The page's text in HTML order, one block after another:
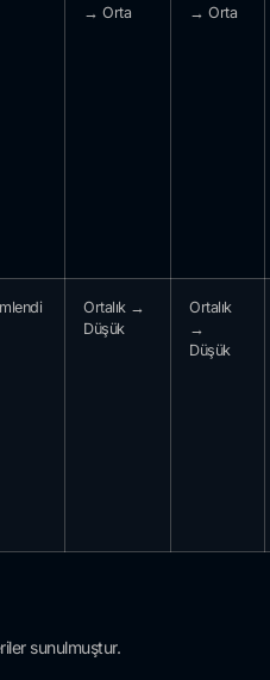
→ Orta → Orta
Ortalık →
Düşük
Ortalık
→
Düşük
sunulmuştur.